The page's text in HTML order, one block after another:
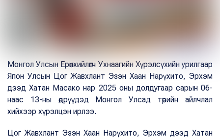
Монгол Улсын Ерөнхийлөгч Ухнаагийн Хүрэлсүхийн урилгаар
Япон Улсын Цог Жавхлант Эзэн Хаан Нарүхито, Эрхэм
дээд Хатан Масако нар 2025 оны долдугаар сарын 06-
наас 13-ны өдрүүдэд Монгол Улсад төрийн айлчлал
хийхээр хүрэлцэн ирлээ.
Цог Жавхлант Эзэн Хаан Нарүхито, Эрхэм дээд Хатан